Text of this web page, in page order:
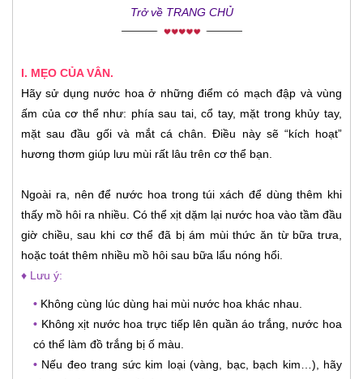
Trở về TRANG CHỦ
I. MẸO CỦA VÂN.
Hãy sử dụng nước hoa ở những điểm có mạch đập và vùng
ấm của cơ thể như: phía sau tai, cổ tay, mặt trong khủy tay,
mặt sau đầu gối và mắt cá chân. Điều này sẽ “kích hoạt”
hương thơm giúp lưu mùi rất lâu trên cơ thể bạn.
Ngoài ra, nên để nước hoa trong túi xách để dùng thêm khi
thấy mồ hôi ra nhiều. Có thể xịt dặm lại nước hoa vào tầm đầu
giờ chiều, sau khi cơ thể đã bị ám mùi thức ăn từ bữa trưa,
hoặc toát thêm nhiều mồ hôi sau bữa lẩu nóng hổi.
♦ Lưu ý:
• Không cùng lúc dùng hai mùi nước hoa khác nhau.
• Không xịt nước hoa trực tiếp lên quần áo trắng, nước hoa
có thể làm đồ trắng bị ố màu.
• Nếu đeo trang sức kim loại (vàng, bạc, bạch kim…), hãy